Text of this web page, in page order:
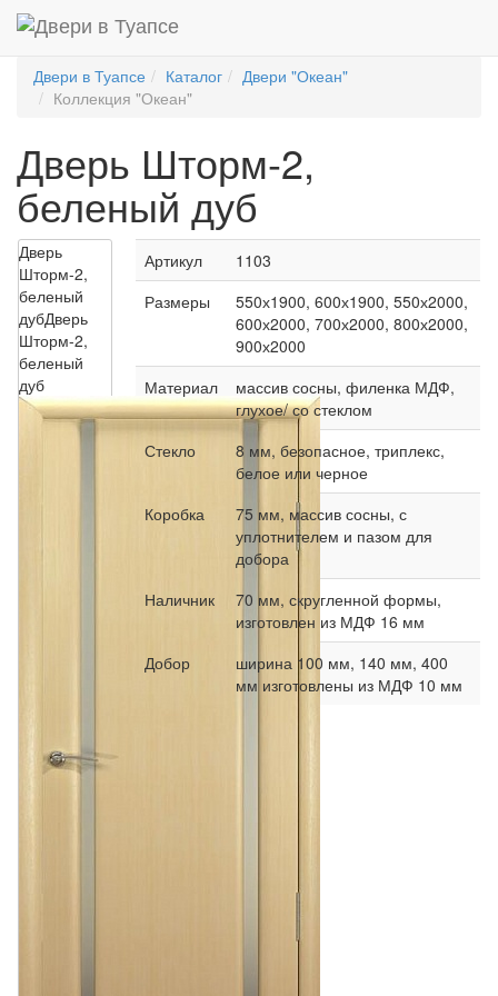
Двери в Туапсе Каталог
Двери "Океан"
Коллекция "Океан"
Дверь Шторм-2,
беленый дуб
Дверь
Шторм-2,
беленый
дубДверь
Шторм-2,
беленый
дуб
Артикул
1103
Размеры
550х1900, 600х1900, 550х2000,
600х2000, 700х2000, 800х2000,
900х2000
Материал
массив сосны, филенка МДФ,
глухое/ со стеклом
Стекло
8 мм, безопасное, триплекс,
белое или черное
Коробка
75 мм, массив сосны, с
уплотнителем и пазом для
добора
Наличник
70 мм, скругленной формы,
изготовлен из МДФ 16 мм
Добор
ширина 100 мм, 140 мм, 400
мм изготовлены из МДФ 10 мм